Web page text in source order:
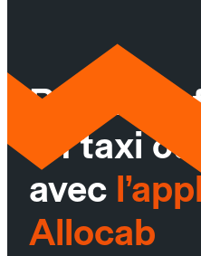
Réservez
un taxi
avec
Allocab